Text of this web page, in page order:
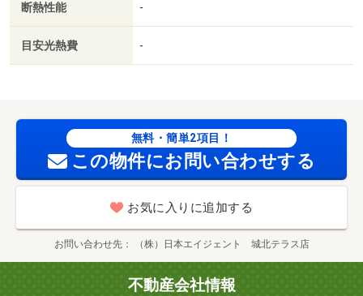
断熱性能 -
目安光熱費 -
無料・簡単2項目！
この物件にお問い合わせする
お気に入りに追加する
お問い合わせ先 （株）日本エイジェント 城北テラス店
不動産会社情報